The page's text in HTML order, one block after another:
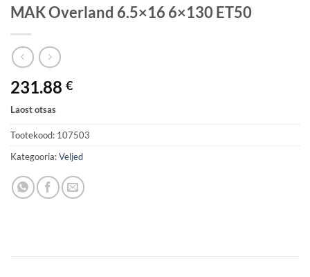
MAK Overland 6.5×16 6×130 ET50
231.88 €
Laost otsas
Tootekood: 107503
Kategooria:Veljed